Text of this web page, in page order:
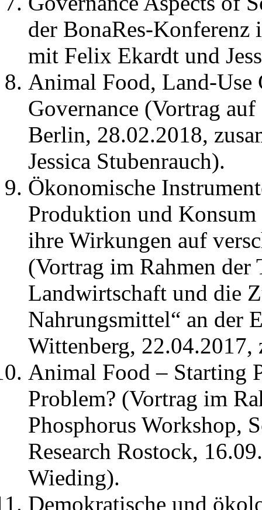
der BonaRes-
mit Felix Ekardt und
Animal Food, Land-Use
Governance (Vortrag
Berlin, 28.02.2018,
Jessica Stubenrauch).
Ökonomische
Produktion und
ihre Wirkungen auf
(Vortrag im Rahmen der
Landwirtschaft und die
Nahrungsmittel“ an der
Wittenberg, 22.04.2017,
Animal Food – Starting
Problem? (Vortrag im
Phosphorus Workshop,
Research Rostock,
Wieding).
Demokratische und